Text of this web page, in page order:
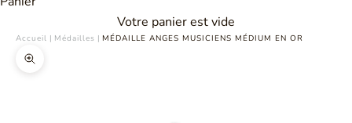
Votre panier est vide
Accueil | Médailles | MÉDAILLE ANGES MUSICIENS MÉDIUM EN OR
Zoomer sur l'image